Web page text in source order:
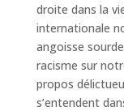
droite dans la
internationale
angoisse
racisme sur
propos
s’entendent